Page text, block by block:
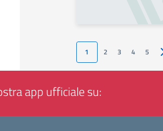
1 2 3 4 5
app ufficiale su: